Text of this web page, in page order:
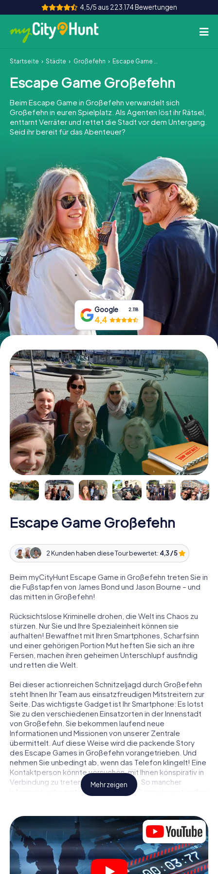
4,5/5 aus 223.174 Bewertungen
So funktioniert's
Städte
Touren
Teamevent
INT AT CH
DE
ES
FR UK
IE
IT
NL
Tickets buchen
Gutscheine bestellen
Startseite Städte Großefehn Escape Game Großefehn
Escape Game Großefehn
Beim Escape Game in Großefehn verwandelt sich
Großefehn in euren Spielplatz. Als Agenten löst ihr Rätsel,
enttarnt Verräter und rettet die Stadt vor dem Untergang.
Seid ihr bereit für das Abenteuer?
Google 2.118
4,4
Escape Game Großefehn
2 Kunden haben diese Tour bewertet: 4,3 / 5
Beim myCityHunt Escape Game in Großefehn treten Sie in
die Fußstapfen von James Bond und Jason Bourne – und
das mitten in Großefehn!
Rücksichtslose Kriminelle drohen, die Welt ins Chaos zu
stürzen. Nur Sie und Ihre Spezialeinheit können sie
aufhalten! Bewaffnet mit Ihren Smartphones, Scharfsinn
und einer gehörigen Portion Mut heften Sie sich an ihre
Fersen, machen ihren geheimen Unterschlupf ausfindig
und retten die Welt.
Bei dieser actionreichen Schnitzeljagd durch Großefehn
steht Ihnen Ihr Team aus einsatzfreudigen Mitstreitern zur
Seite. Das wichtigste Gadget ist Ihr Smartphone: Es lotst
Sie zu den verschiedenen Einsatzorten in der Innenstadt
von Großefehn. Sie bekommen laufend neue
Informationen und Missionen von unserer Zentrale
übermittelt. Auf diese Weise wird die packende Story
des Escape Games in Großefehn vorangetrieben. Und
nehmen Sie unbedingt ab, wenn das Telefon klingelt! Eine
Kontaktperson könnte versuchen, mit Ihnen konspirativ in
Verbindung zu treten … Doch Vorsicht: So mancher
Informant entpuppt sich als dubioser Doppelagent und so
und vor allem: Vertrauen Sie niemandem!
Anders als in einem klassischen Escape Room in
Großefehn sind Sie also nicht in ein Zimmer eingesperrt,
aus dem Sie sich in einem vorgegebenen Zeitfenster
befreien müssen. Diese Smartphone Schnitzeljagd erklärt
Mehr zeigen